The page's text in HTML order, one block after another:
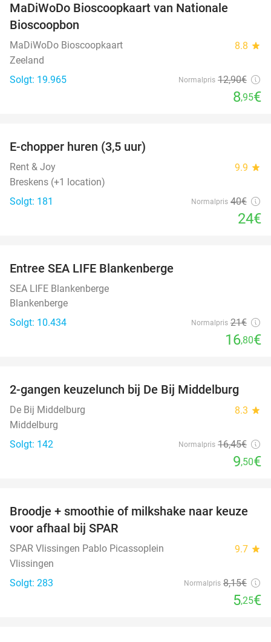
MaDiWoDo Bioscoopkaart van Nationale
Bioscoopbon
MaDiWoDo Bioscoopkaart 8.8 star
Zeeland
Solgt: 19.965
Normalpris 12,90€
8,95€
E-chopper huren (3,5 uur)
Rent & Joy 9.9 star
Breskens (+1 location)
Solgt: 181
Normalpris 40€
24€
Entree SEA LIFE Blankenberge
SEA LIFE Blankenberge
Blankenberge
Solgt: 10.434
Normalpris 21€
16,80€
42%
2-gangen keuzelunch bij De Bij Middelburg
De Bij Middelburg 8.3 star
Middelburg
Solgt: 142
Normalpris 16,45€
9,50€
36%
Broodje + smoothie of milkshake naar keuze
voor afhaal bij SPAR
SPAR Vlissingen Pablo Picassoplein 9.7 star
Vlissingen
Solgt: 283
Normalpris 8,15€
5,25€